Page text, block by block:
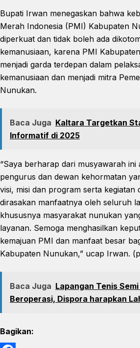
Bupati Irwan menegaskan bahwa
Merah Indonesia (PMI) Kabupaten
diperkuat dan tidak boleh ada
kemanusiaan, karena PMI
menjadi garda terdepan dalam
kemanusiaan dan menjadi mitra
Nunukan.
Baca Juga Kaltara Targetkan
Informatif di 2025
“Saya berharap dari musyawarah ini
pengurus dan dewan kehormatan
visi, misi dan program serta kegiatan
dirasakan manfaatnya oleh seluruh
khususnya masyarakat nunukan
layanan. Semoga menghasilkan
kemajuan PMI dan manfaat besar
Kabupaten Nunukan,” ucap Irwan.
Baca Juga Lapangan Tenis
Beroperasi, Dispora harapkan
Bagikan: